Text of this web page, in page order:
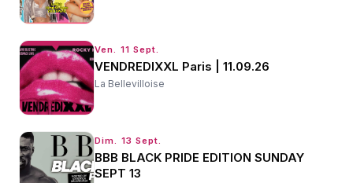
Ven. 11 Sept.
VENDREDIXXL Paris | 11.09.26
La Bellevilloise
Dim. 13 Sept.
BBB BLACK PRIDE EDITION SUNDAY
SEPT 13